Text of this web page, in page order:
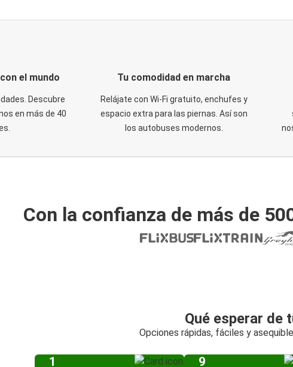
el mundo
Descubre
en más de 40
Tu comodidad en marcha
Relájate con Wi-Fi gratuito, enchufes y
espacio extra para las piernas. Así son
los autobuses modernos.
Con la confianza de más de
Qué esperar de
Opciones rápidas, fáciles y
1 9